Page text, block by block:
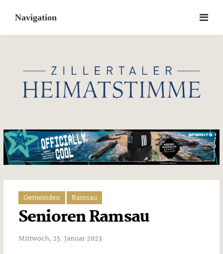
content
Gemeinden Ramsau
Senioren Ramsau
Mittwoch, 25. Januar 2023